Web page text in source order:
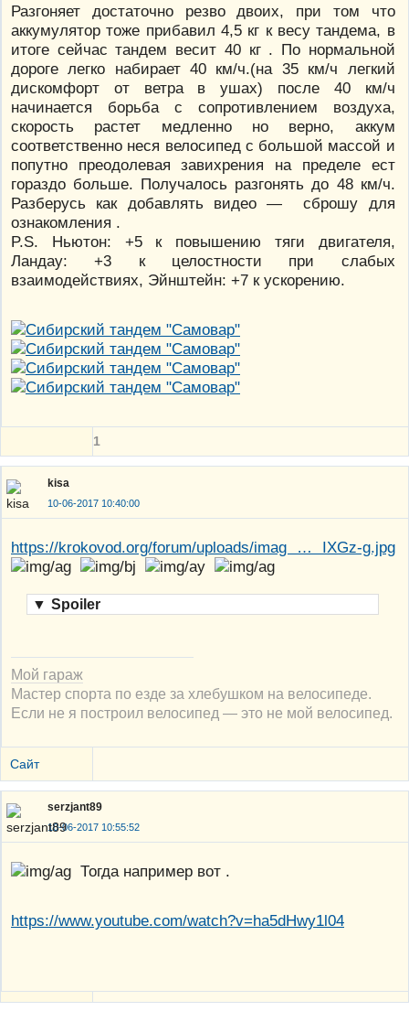
Разгоняет достаточно резво двоих, при том что
аккумулятор тоже прибавил 4,5 кг к весу тандема, в
итоге сейчас тандем весит 40 кг . По нормальной
дороге легко набирает 40 км/ч.(на 35 км/ч легкий
дискомфорт от ветра в ушах) после 40 км/ч
начинается борьба с сопротивлением воздуха,
скорость растет медленно но верно, аккум
соответственно неся велосипед с большой массой и
попутно преодолевая завихрения на пределе ест
гораздо больше. Получалось разгонять до 48 км/ч.
Разберусь как добавлять видео — сброшу для
ознакомления .
P.S. Ньютон: +5 к повышению тяги двигателя,
Ландау: +3 к целостности при слабых
взаимодействиях, Эйнштейн: +7 к ускорению.
1
kisa
10-06-2017 10:40:00
https://krokovod.org/forum/uploads/imag … IXGz-g.jpg
▼ Spoiler
Мой гараж
Мастер спорта по езде за хлебушком на велосипеде.
Если не я построил велосипед — это не мой велосипед.
Сайт
serzjant89
10-06-2017 10:55:52
Тогда например вот .
https://www.youtube.com/watch?v=ha5dHwy1l04